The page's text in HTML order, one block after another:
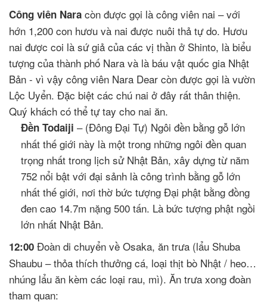
Công viên Nara còn được gọi là công viên nai – với
hớn 1,200 con hươu và nai được nuôi thả tự do. Hươu
nai được coi là sứ giả của các vị thần ở Shinto, là biểu
tượng của thành phố Nara và là báu vật quốc gia Nhật
Bản - vì vậy công viên Nara Dear còn được gọi là vườn
Lộc Uyển. Đặc biệt các chú nai ở đây rất thân thiện.
Quý khách có thể tự tay cho nai ăn.
Đền Todaiji – (Đông Đại Tự) Ngôi đền bằng gỗ lớn
nhất thế giới này là một trong những ngôi đền quan
trọng nhất trong lịch sử Nhật Bản, xây dựng từ năm
752 nổi bật với đại sảnh là công trình bằng gỗ lớn
nhất thế giới, nơi thờ bức tượng Đại phật bằng đồng
đen cao 14.7m nặng 500 tấn. Là bức tượng phật ngồi
lớn nhất Nhật Bản.
12:00 Đoàn di chuyển về Osaka, ăn trưa (lẩu Shuba
Shaubu – thỏa thích thưởng cá, loại thịt bò Nhật / heo…
nhúng lẩu ăn kèm các loại rau, mì). Ăn trưa xong đoàn
tham quan: